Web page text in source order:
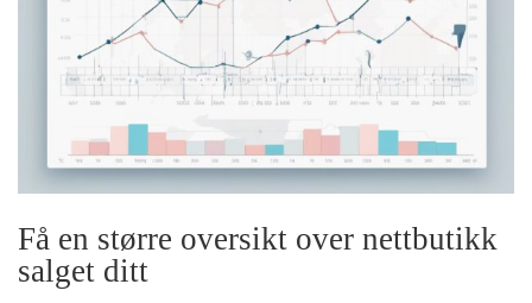
Få en større oversikt over nettbutikk
salget ditt